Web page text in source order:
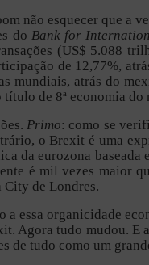
esquecer que a
do Bank for
(US$ 5.088
de 12,77%,
mundiais, atrás do
de 8ª economia do
Primo: como se
o Brexit é uma
da eurozona baseada
é mil vezes maior
City de Londres.
a essa organicidade
Agora tudo mudou. E
de tudo como um